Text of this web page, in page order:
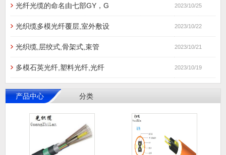
光纤光缆的命名由七部GY，G 2023/10/25
光织缆多模光纤覆层,室外敷设 2023/10/22
光织缆,层绞式,骨架式,束管 2023/10/21
多模石英光纤,塑料光纤,光纤 2023/10/19
产品中心 分类